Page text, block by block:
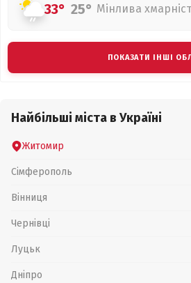
33° 25° Мінлива
ПОКАЗАТИ ІНШІ
Найбільші міста в Україні
Житомир
Сімферополь
Вінниця
Чернівці
Луцьк
Дніпро